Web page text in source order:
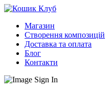
Магазин
Створення композицій
Доставка та оплата
Блог
Контакти